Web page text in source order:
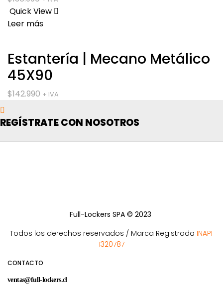
Quick View
Leer más
Estantería | Mecano Metálico
45X90
$142.990 + IVA
REGÍSTRATE CON NOSOTROS
Full-Lockers SPA © 2023
Todos los derechos reservados / Marca Registrada INAPI
1320787
CONTACTO
ventas@full-lockers.cl